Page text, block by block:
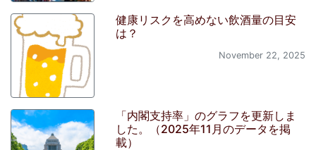
健康リスクを高めない飲酒量の目安
は？
November 22, 2025
「内閣支持率」のグラフを更新しま
した。（2025年11月のデータを掲
載）